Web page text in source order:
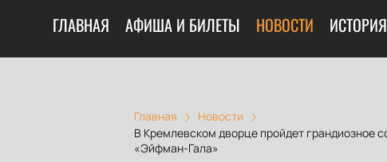
ГЛАВНАЯ АФИША И БИЛЕТЫ НОВОСТИ
Главная
Новости
В Кремлевском дворце пройдет грандиозное
«Эйфман-Гала»